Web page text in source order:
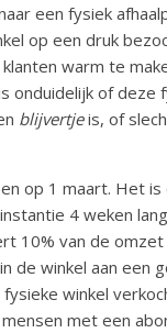
een fysiek
op een druk
warm te
onduidelijk of deze
blijvertjeis, of
op 1 maart. Het
4 weken
10% van de omzet
de winkel aan een
winkel
met een